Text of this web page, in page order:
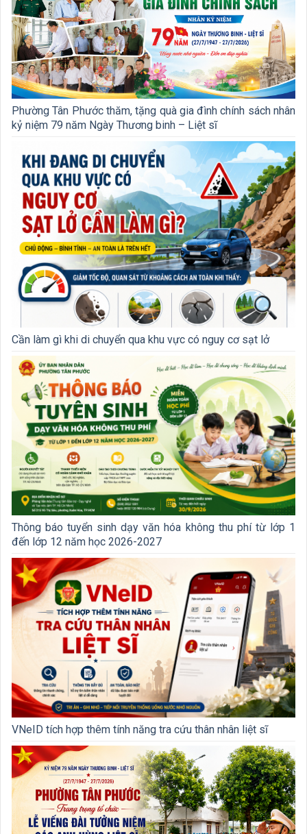
Phường Tân Phước thăm, tặng quà gia đình chính sách nhân
kỷ niệm 79 năm Ngày Thương binh – Liệt sĩ
Cần làm gì khi di chuyển qua khu vực có nguy cơ sạt lở
Thông báo tuyển sinh dạy văn hóa không thu phí từ lớp 1
đến lớp 12 năm học 2026-2027
VNeID tích hợp thêm tính năng tra cứu thân nhân liệt sĩ